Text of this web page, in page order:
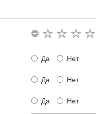
Да Нет
Да Нет
Да Нет